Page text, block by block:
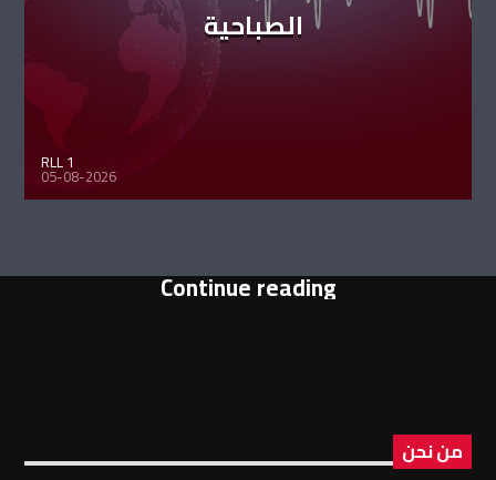
الصباحية
RLL 1
05-08-2026
Continue reading
من نحن